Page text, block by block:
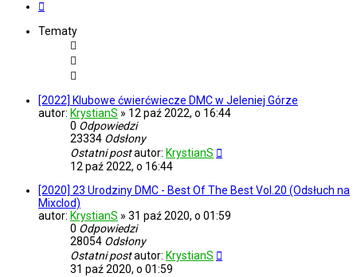
Tematy
[2022] Klubowe ćwierćwiecze DMC w Jeleniej Górze
autor: KrystianS » 12 paź 2022, o 16:44
0 Odpowiedzi
23334 Odsłony
Ostatni postautor: KrystianS
12 paź 2022, o 16:44
[2020] 23 Urodziny DMC - Best Of The Best Vol.20 (Odsłuch na
Mixclod)
autor: KrystianS » 31 paź 2020, o 01:59
0 Odpowiedzi
28054 Odsłony
Ostatni postautor: KrystianS
31 paź 2020, o 01:59